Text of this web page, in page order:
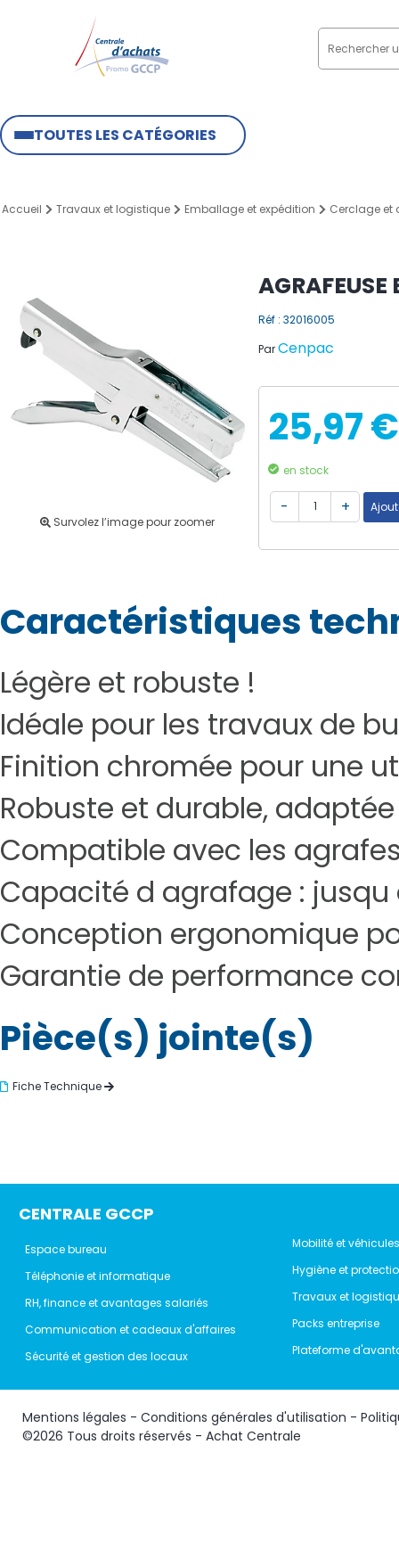
TOUTES LES CATÉGORIES
Accueil Travaux et logistique Emballage et expédition Cerclage et
Survolez l’image pour zoomer
Réf : 32016005
ParCenpac
25,97 €
en stock
Caractéristiques
Légère et robuste !
Idéale pour les travaux de
Finition chromée pour une
Robuste et durable,
Compatible avec les
Capacité d agrafage :
Conception ergonomique
Garantie de performance
Pièce(s) jointe(s)
Fiche Technique
CENTRALE GCCP
Espace bureau
Téléphonie et informatique
RH, finance et avantages salariés
Communication et cadeaux d'affaires
Sécurité et gestion des locaux
Mobilité et véhicules
Hygiène et
Travaux et
Packs entreprise
Plateforme
Mentions légales - Conditions générales d'utilisation -
©2026 Tous droits réservés - Achat Centrale